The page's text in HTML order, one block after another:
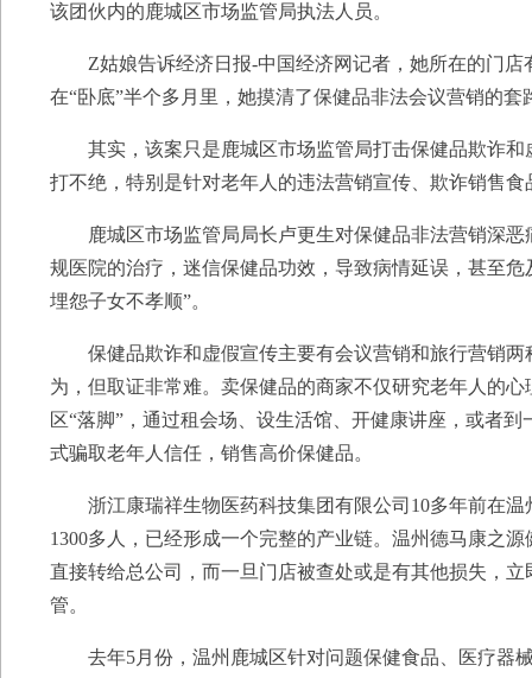
该团伙内的鹿城区市场监管局执法人员。
Z姑娘告诉经济日报-中国经济网记者，她所在的门店
在“卧底”半个多月里，她摸清了保健品非法会议营销的
其实，该案只是鹿城区市场监管局打击保健品欺诈和
打不绝，特别是针对老年人的违法营销宣传、欺诈销售
鹿城区市场监管局局长卢更生对保健品非法营销深恶
规医院的治疗，迷信保健品功效，导致病情延误，甚至
埋怨子女不孝顺”。
保健品欺诈和虚假宣传主要有会议营销和旅行营销两
为，但取证非常难。卖保健品的商家不仅研究老年人的
区“落脚”，通过租会场、设生活馆、开健康讲座，或者
式骗取老年人信任，销售高价保健品。
浙江康瑞祥生物医药科技集团有限公司10多年前在温
1300多人，已经形成一个完整的产业链。温州德马康之
直接转给总公司，而一旦门店被查处或是有其他损失，
管。
去年5月份，温州鹿城区针对问题保健食品、医疗器